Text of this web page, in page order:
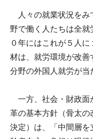
人々の就業状況をみ
野で働く人たちは全就
０年にはこれが５人
材は、就労環境が改
分野の外国人就労が当
一方、社会・財政面
革の基本方針（骨太の
決定）は、「中間層を